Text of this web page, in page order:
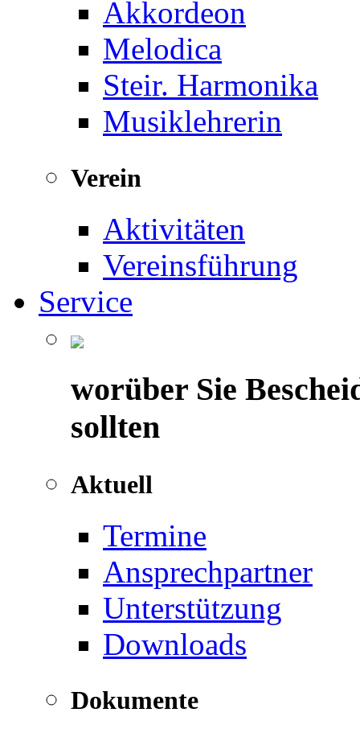
Akkordeon
Melodica
Steir. Harmonika
Musiklehrerin
Verein
Aktivitäten
Vereinsführung
Service
worüber Sie
sollten
Aktuell
Termine
Ansprechpartner
Unterstützung
Downloads
Dokumente